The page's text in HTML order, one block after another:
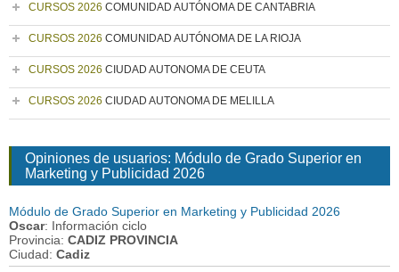
CURSOS 2026 COMUNIDAD AUTÓNOMA DE CANTABRIA
CURSOS 2026 COMUNIDAD AUTÓNOMA DE LA RIOJA
CURSOS 2026 CIUDAD AUTONOMA DE CEUTA
CURSOS 2026 CIUDAD AUTONOMA DE MELILLA
Opiniones de usuarios: Módulo de Grado Superior en
Marketing y Publicidad 2026
Módulo de Grado Superior en Marketing y Publicidad 2026
Oscar: Información ciclo
Provincia: CADIZ PROVINCIA
Ciudad: Cadiz